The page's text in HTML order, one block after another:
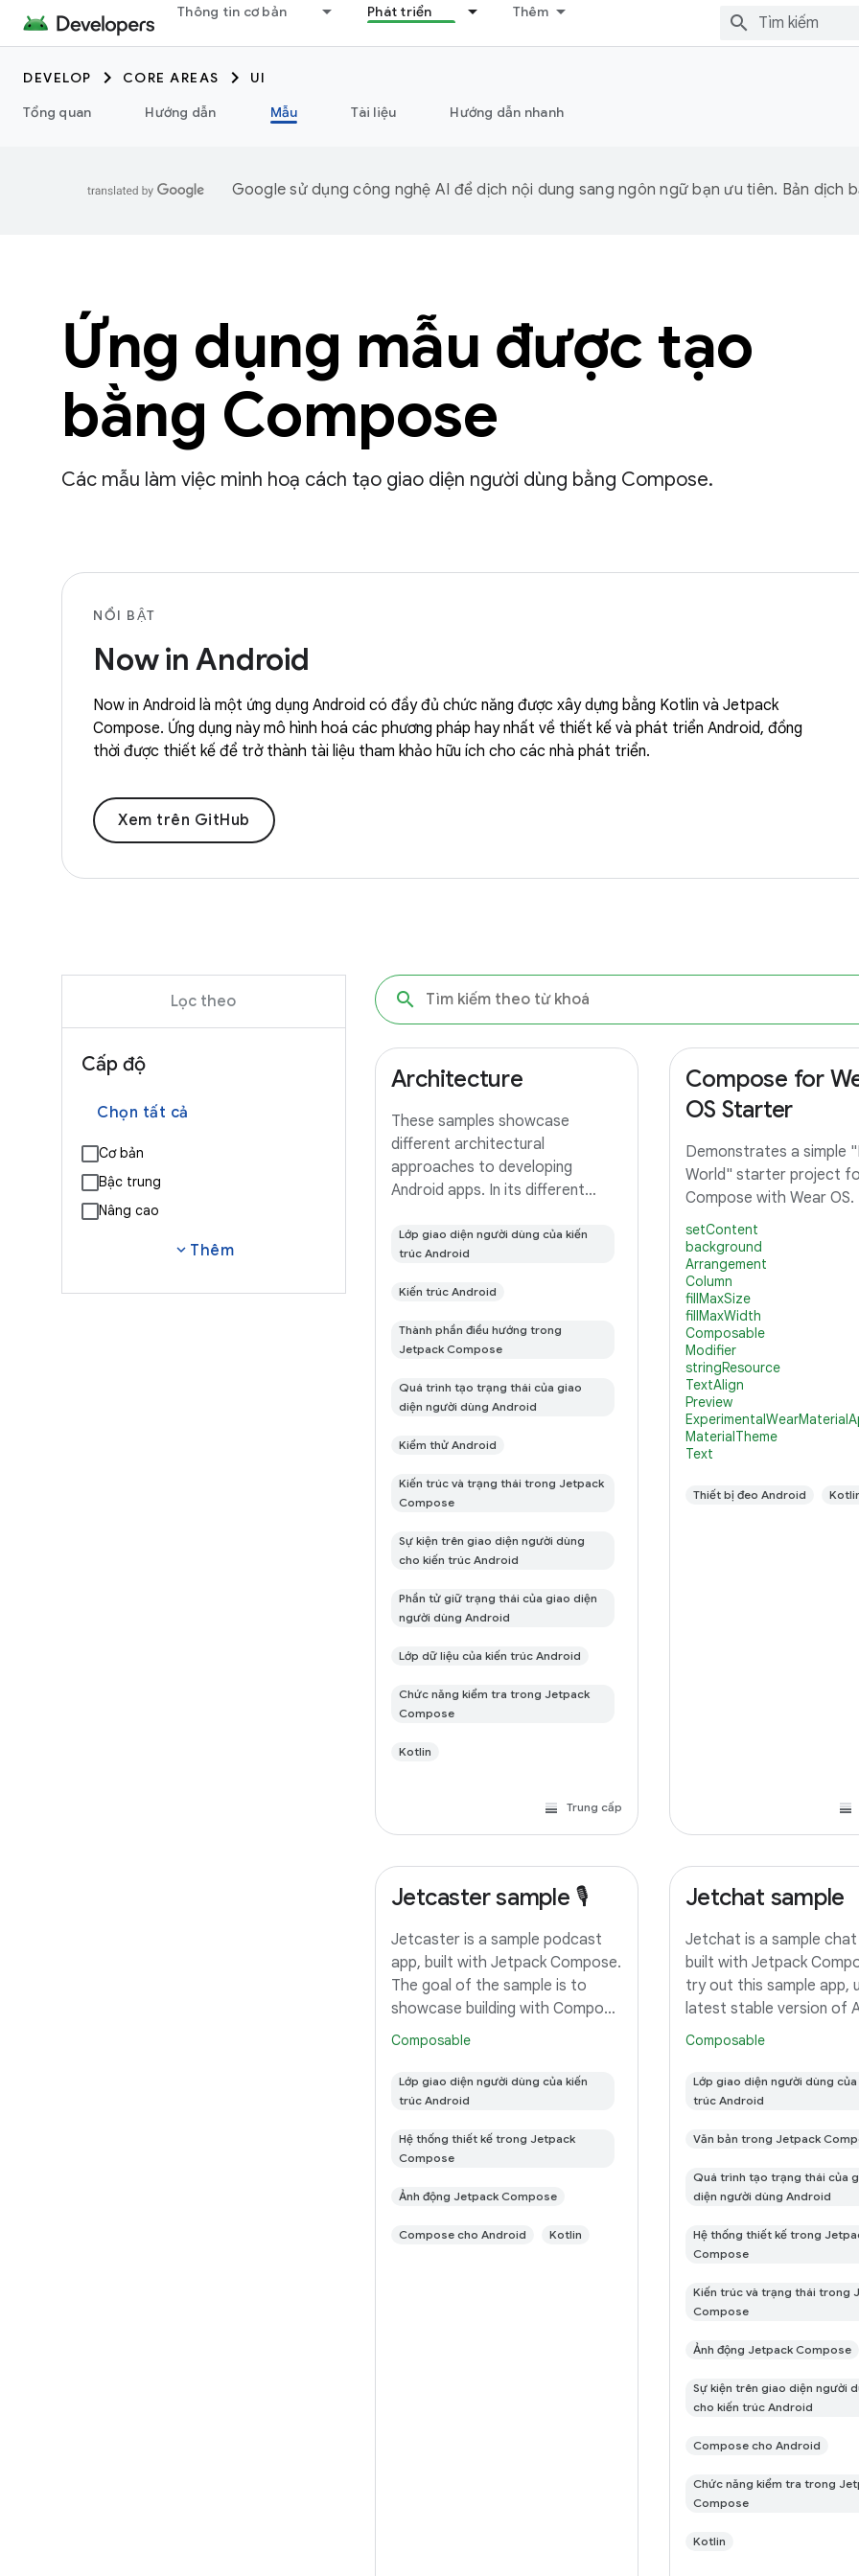
Thông tin cơ bản Phát triển Thêm
DEVELOP CORE AREAS
UI
Tổng quan
Hướng dẫn Mẫu Tài liệu Hướng dẫn nhanh
Google sử dụng công nghệ AI để dịch nội dung sang ngôn ngữ bạn ưu tiên. Bản dịch
Ứng dụng mẫu được tạo
bằng Compose
Các mẫu làm việc minh hoạ cách tạo giao diện người dùng bằng Compose.
NỔI BẬT
Now in Android
Now in Android là một ứng dụng Android có đầy đủ chức năng được xây dựng bằng Kotlin và Jetpack
Compose. Ứng dụng này mô hình hoá các phương pháp hay nhất về thiết kế và phát triển Android, đồng
thời được thiết kế để trở thành tài liệu tham khảo hữu ích cho các nhà phát triển.
Xem trên GitHub
Lọc theo
Cấp độ
Chọn tất cả
Cơ bản
Bậc trung
Nâng cao
expand_more Thêm
Architecture
These samples showcase
different architectural
approaches to developing
Android apps. In its different
(a TODO app) implemented with
small differences. In this branch
you'll find: User Interface built
Lớp giao diện người dùng của kiến
trúc Android
Kiến trúc Android
Thành phần điều hướng trong
Jetpack Compose
Quá trình tạo trạng thái của giao
diện người dùng Android
Kiểm thử Android
Kiến trúc và trạng thái trong Jetpack
Compose
Sự kiện trên giao diện người dùng
cho kiến trúc Android
Phần tử giữ trạng thái của giao diện
người dùng Android
Lớp dữ liệu của kiến trúc Android
Chức năng kiểm tra trong Jetpack
Compose
Kotlin
Trung cấp
Compose for
OS Starter
Demonstrates a simple
World" starter project
Compose with Wear OS.
setContent
background
Arrangement
Column
fillMaxSize
fillMaxWidth
Composable
Modifier
stringResource
TextAlign
Preview
MaterialTheme
Text
Thiết bị đeo Android
Jetcaster sample 🎙️
Jetcaster is a sample podcast
app, built with Jetpack Compose.
The goal of the sample is to
showcase building with Compose
across multiple form factors
featured architecture. To try out
this sample app, use the latest
Composable
Lớp giao diện người dùng của kiến
trúc Android
Hệ thống thiết kế trong Jetpack
Compose
Ảnh động Jetpack Compose
Compose cho Android Kotlin
Jetchat sample
Jetchat is a sample chat
built with Jetpack
try out this sample app,
latest stable version of
Studio. You can clone this
from Android Studio
the steps here. This
Composable
Lớp giao diện người dùng của
trúc Android
Văn bản trong Jetpack
Quá trình tạo trạng thái của
diện người dùng Android
Hệ thống thiết kế trong
Compose
Kiến trúc và trạng thái trong
Compose
Ảnh động Jetpack Compose
Sự kiện trên giao diện người
cho kiến trúc Android
Compose cho Android
Chức năng kiểm tra trong
Compose
Kotlin